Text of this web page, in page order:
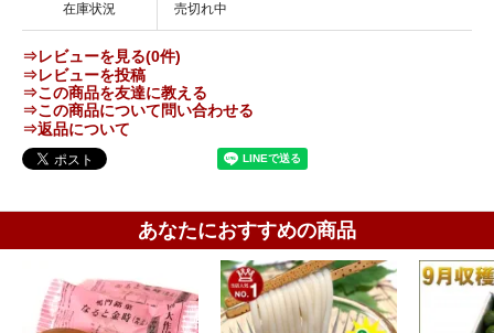
在庫状況 売切れ中
⇒レビューを見る(0件)
⇒レビューを投稿
⇒この商品を友達に教える
⇒この商品について問い合わせる
⇒返品について
あなたにおすすめの商品